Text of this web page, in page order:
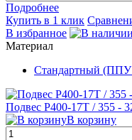
Подробнее
Купить в 1 клик
В избранное
Материал
Стандартный (ППУ
Подвес P400-17T / 355 -
В корзину